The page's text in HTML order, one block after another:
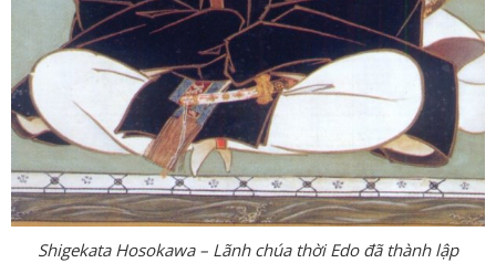
Shigekata Hosokawa – Lãnh chúa thời Edo đã thành lập